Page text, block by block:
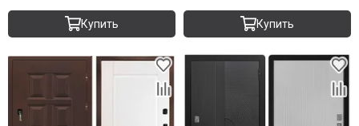
Купить Купить